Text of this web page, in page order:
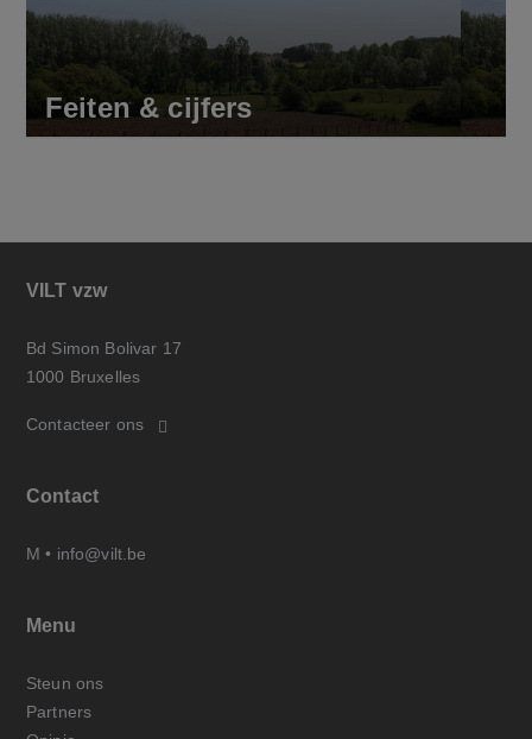
Feiten & cijfers
VILT vzw
Bd Simon Bolivar 17
1000 Bruxelles
Contacteer ons
Contact
M • info@vilt.be
Menu
Steun ons
Partners